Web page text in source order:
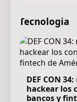
Tecnologia
DEF CON
hackear los
bancos y